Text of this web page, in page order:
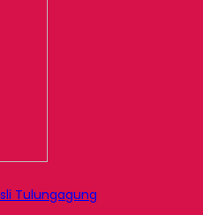
Tulungagung